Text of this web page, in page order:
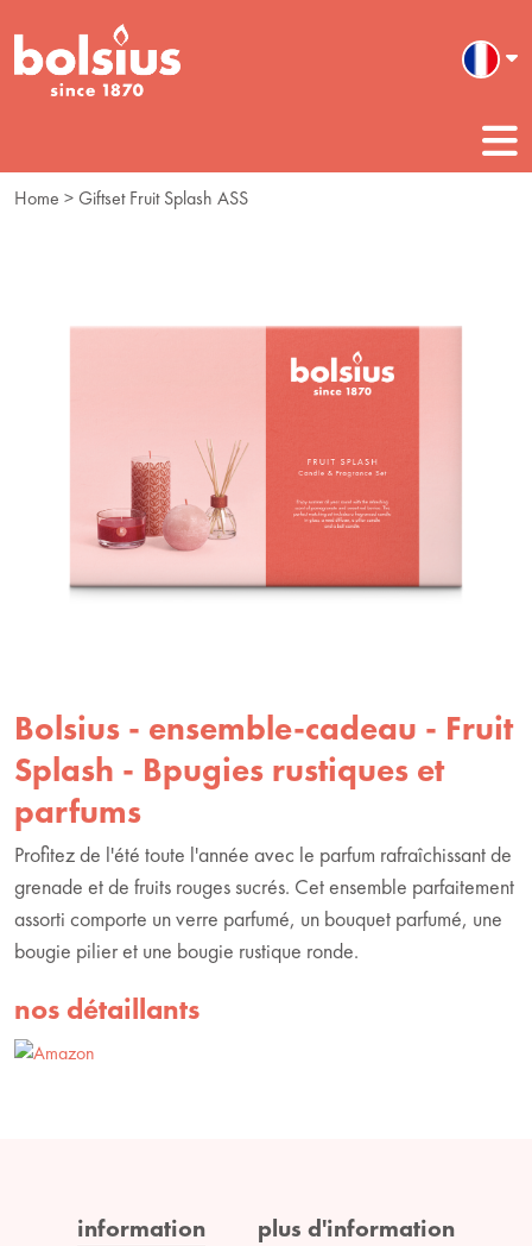
Home > Giftset Fruit Splash ASS
Bolsius - ensemble-cadeau - Fruit
Splash - Bpugies rustiques et
parfums
Profitez de l'été toute l'année avec le parfum rafraîchissant de
grenade et de fruits rouges sucrés. Cet ensemble parfaitement
assorti comporte un verre parfumé, un bouquet parfumé, une
bougie pilier et une bougie rustique ronde.
nos détaillants
information
plus d'information